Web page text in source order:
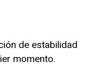
de estabilidad
momento.